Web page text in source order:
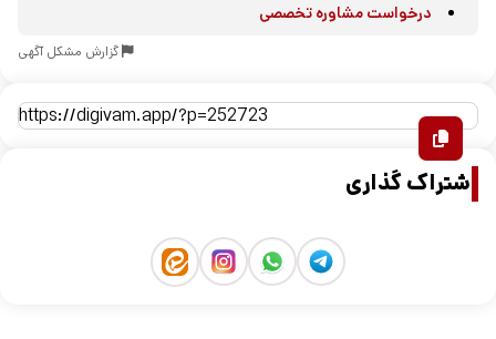
درخواست مشاوره تخصصی
گزارش مشکل آگهی
اشتراک گذاری